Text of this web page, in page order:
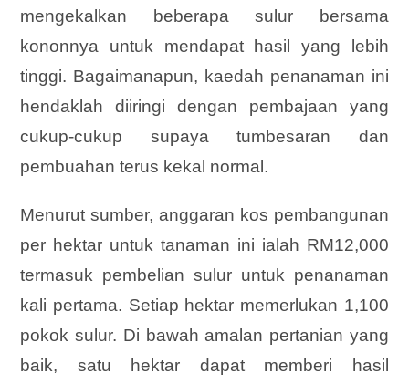
mengekalkan beberapa sulur bersama
kononnya untuk mendapat hasil yang lebih
tinggi. Bagaimanapun, kaedah penanaman ini
hendaklah diiringi dengan pembajaan yang
cukup-cukup supaya tumbesaran dan
pembuahan terus kekal normal.
Menurut sumber, anggaran kos pembangunan
per hektar untuk tanaman ini ialah RM12,000
termasuk pembelian sulur untuk penanaman
kali pertama. Setiap hektar memerlukan 1,100
pokok sulur. Di bawah amalan pertanian yang
baik, satu hektar dapat memberi hasil